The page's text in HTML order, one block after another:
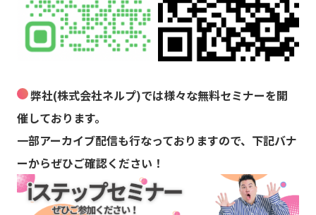
弊社(株式会社ネルプ)では様々な無料セミナーを開
催しております。
一部アーカイブ配信も行なっておりますので、下記バナ
ーからぜひご確認ください！